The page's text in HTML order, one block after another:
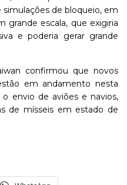
de bloqueio, em
grande escala, que exigiria
e poderia gerar grande
confirmou que novos
em andamento nesta
envio de aviões e navios,
de mísseis em estado de